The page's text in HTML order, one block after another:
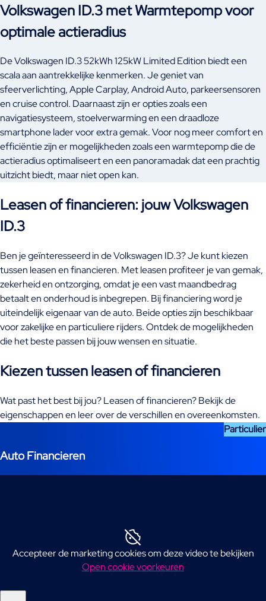
Volkswagen ID.3 met Warmtepomp voor
optimale actieradius
De Volkswagen ID.3 52kWh 125kW Limited Edition biedt een
scala aan aantrekkelijke kenmerken. Je geniet van
sfeerverlichting, Apple Carplay, Android Auto, parkeersensoren
en cruise control. Daarnaast zijn er opties zoals een
navigatiesysteem, stoelverwarming en een draadloze
smartphone lader voor extra gemak. Voor nog meer comfort en
efficiëntie zijn er mogelijkheden zoals een warmtepomp die de
actieradius optimaliseert en een panoramadak dat een prachtig
uitzicht biedt, maar niet open kan.
Leasen of financieren: jouw Volkswagen
ID.3
Ben je geïnteresseerd in de Volkswagen ID.3? Je kunt kiezen
tussen leasen en financieren. Met leasen profiteer je van gemak,
zekerheid en ontzorging, omdat je een vast maandbedrag
betaalt en onderhoud is inbegrepen. Bij financiering word je
uiteindelijk eigenaar van de auto. Beide opties zijn beschikbaar
voor zakelijke en particuliere rijders. Ontdek de mogelijkheden
die het beste passen bij jouw wensen en situatie.
Kiezen tussen leasen of financieren
Wat past het best bij jou? Leasen of financieren? Bekijk de
eigenschappen en leer over de verschillen en overeenkomsten.
Particulier
Auto Financieren
Accepteer de marketing cookies om deze video te bekijken
Open cookie voorkeuren